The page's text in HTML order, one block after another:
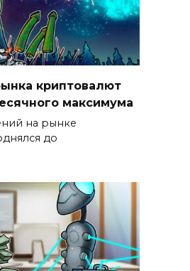
криптовалют
максимума
на рынке
до